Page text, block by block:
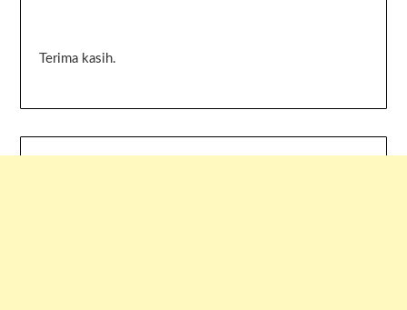
Terima kasih.